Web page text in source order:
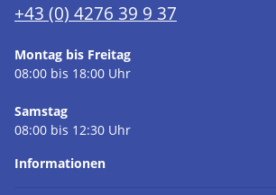
+43 (0) 4276 39 9 37
Montag bis Freitag
08:00 bis 18:00 Uhr
Samstag
08:00 bis 12:30 Uhr
Informationen